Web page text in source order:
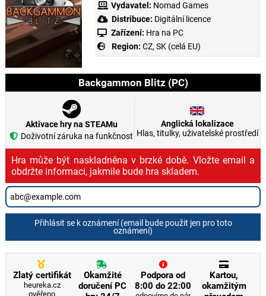
Vydavatel: Nomad Games
Distribuce: Digitální licence
Zařízení: Hra na PC
Region: CZ, SK (celá EU)
Backgammon Blitz (PC)
Aktivace hry na STEAMu
Doživotní záruka na funkčnost
Anglická lokalizace
Hlas, titulky, uživatelské prostředí
Hra může být naskladněna v brzké době. Vložte email a
obdržte informaci, jakmile bude hra skladem.
Přihlásit se k oznámení (email bude použit jen pro toto
oznámení)
Zlatý certifikát
heureka.cz
ověřeno
Okamžité
doručení PC
Podpora od
8:00 do 22:00
Kartou,
okamžitým